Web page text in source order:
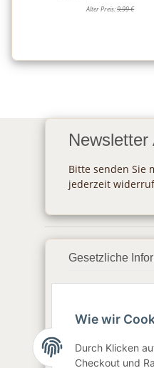
Alter Preis:9,99 €
Newsletter
Bitte senden Sie
jederzeit
Gesetzliche
AGB
Sitemap
Wie wir
Durch Klicken
Checkout und